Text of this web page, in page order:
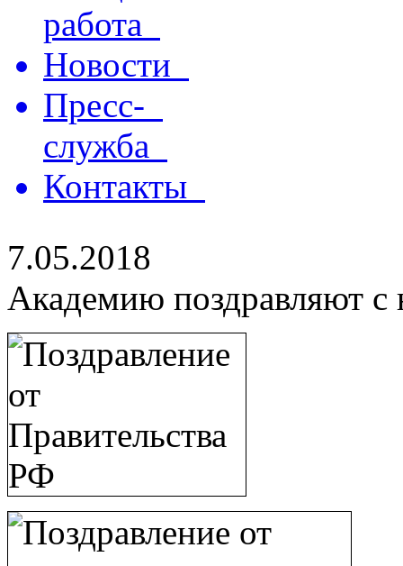
работа
Новости
Пресс-
служба
Контакты
7.05.2018
Академию поздравляют с